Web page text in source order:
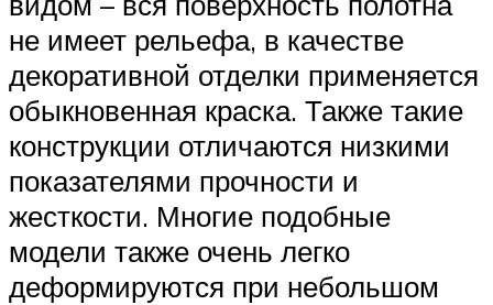
не имеет рельефа, в качестве
декоративной отделки применяется
обыкновенная краска. Также такие
конструкции отличаются низкими
показателями прочности и
жесткости. Многие подобные
модели также очень легко
деформируются при небольшом